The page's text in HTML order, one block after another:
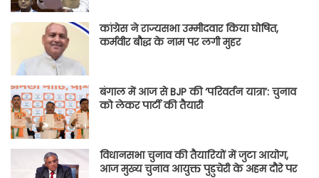
कांग्रेस ने राज्यसभा उम्मीदवार किया घोषित,
कर्मवीर बौद्ध के नाम पर लगी मुहर
बंगाल में आज से BJP की ‘परिवर्तन यात्रा’: चुनाव
को लेकर पार्टी की तैयारी
विधानसभा चुनाव की तैयारियों में जुटा आयोग,
आज मुख्य चुनाव आयुक्त पुडुचेरी के अहम दौरे पर